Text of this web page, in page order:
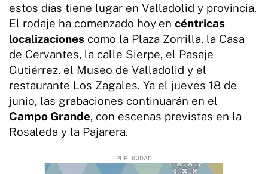
estos días tiene lugar en Valladolid y provincia.
El rodaje ha comenzado hoy en céntricas
localizaciones como la Plaza Zorrilla, la Casa
de Cervantes, la calle Sierpe, el Pasaje
Gutiérrez, el Museo de Valladolid y el
restaurante Los Zagales. Ya el jueves 18 de
junio, las grabaciones continuarán en el
Campo Grande, con escenas previstas en la
Rosaleda y la Pajarera.